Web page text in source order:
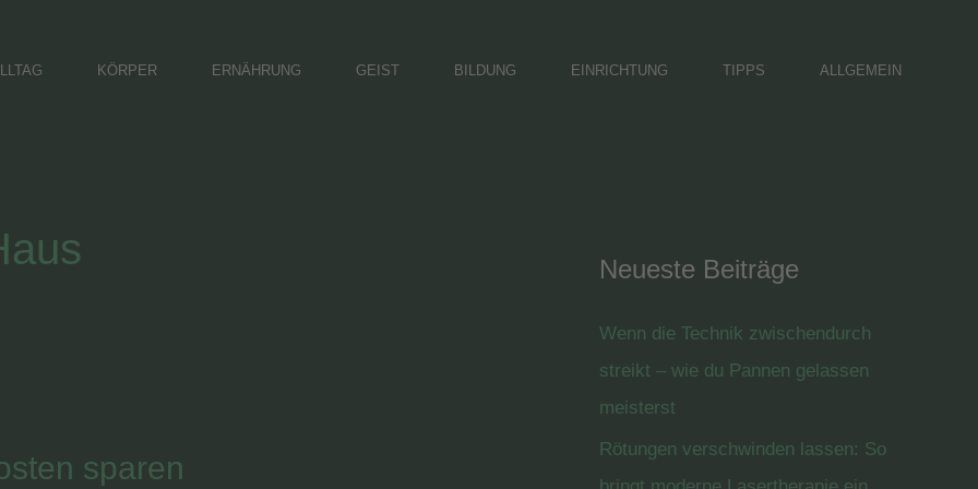
KÖRPER ERNÄHRUNG GEIST BILDUNG EINRICHTUNG TIPPS ALLGEMEIN
sparen
Neueste Beiträge
Wenn die Technik zwischendurch
streikt – wie du Pannen gelassen
meisterst
Rötungen verschwinden lassen: So